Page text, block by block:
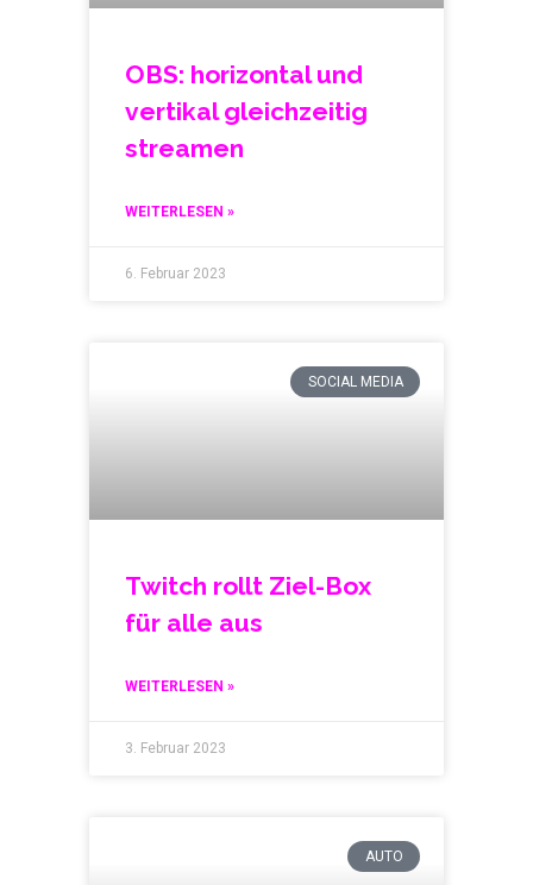
OBS: horizontal und
vertikal gleichzeitig
streamen
WEITERLESEN »
6. Februar 2023
SOCIAL MEDIA
Twitch rollt Ziel-Box
für alle aus
WEITERLESEN »
3. Februar 2023
AUTO